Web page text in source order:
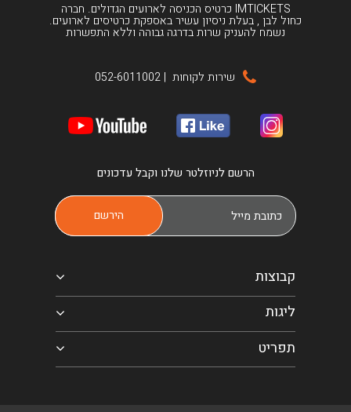
IMTICKETS כרטיס הכניסה לארועים הגדולים. חברה
כחול לבן , בעלת ניסיון עשיר באספקת כרטיסים לארועים.
נשמח להעניק שרות בדרגה גבוהה וללא התפשרות
שירות לקוחות |
052-6011002
הרשם לניוזלטר שלנו וקבל עדכונים
קבוצות
ליגות
תפריט